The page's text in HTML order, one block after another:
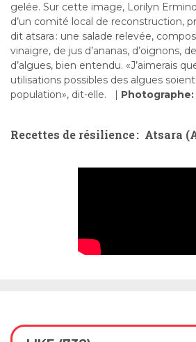
gelée. Sur cette image, Lorilyn
d’un comité local de reconstruction,
dit atsara : une salade relevée,
vinaigre, de jus d’ananas, d’oignons,
d’algues, bien entendu. «J’aimerais
utilisations possibles des algues
population», dit-elle. | Photographe:
Recettes de résilience: Atsara